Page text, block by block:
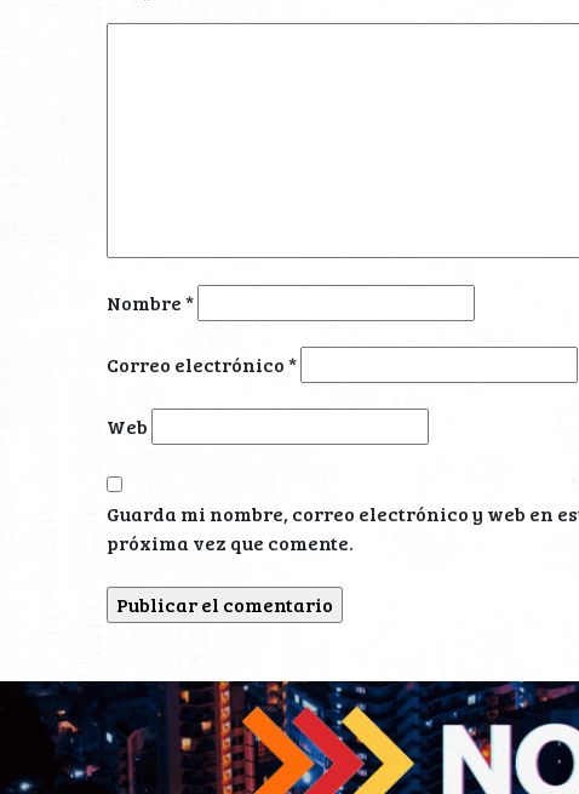
Nombre*
Correo electrónico*
Web
Guarda mi nombre, correo electrónico y web en
próxima vez que comente.